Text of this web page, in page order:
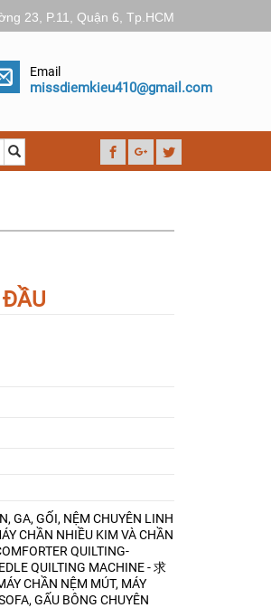
23, P.11, Quận 6, Tp.HCM
Email
missdiemkieu410@gmail.com
ĐẦU
GA, GỐI, NỆM CHUYÊN LINH
CHẦN NHIỀU KIM VÀ CHẦN
QUILTING-
QUILTING MACHINE - 求
CHẦN NỆM MÚT, MÁY
GẤU BÔNGCHUYÊN